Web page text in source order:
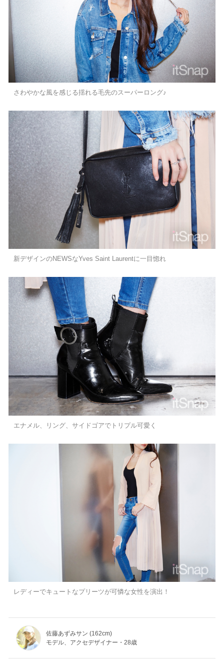
さわやかな風を感じる揺れる毛先のスーパーロング♪
新デザインのNEWSなYves Saint Laurentに一目惚れ
エナメル、リング、サイドゴアでトリプル可愛く
レディーでキュートなプリーツが可憐な女性を演出！
佐藤あずみサン (162cm)
モデル、アクセデザイナー・28歳